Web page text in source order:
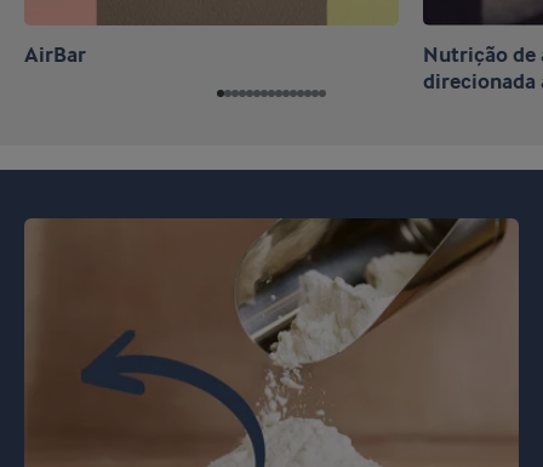
AirBar
Nutrição de
direcionada